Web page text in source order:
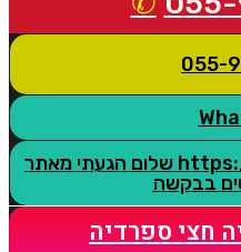
055-
שלום הגעתי מאתר https://hasfaniyot.com/ אפשר
חצי ספרדיה